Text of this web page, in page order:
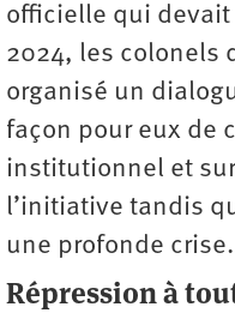
officielle qui devait
2024, les colonels
organisé un
façon pour eux de
institutionnel et
l’initiative tandis
une profonde crise.
Répression à